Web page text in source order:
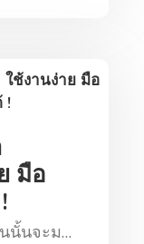
มือ
นั้นจะม…